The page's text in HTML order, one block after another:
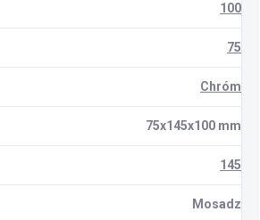
100
75
Chróm
75x145x100 mm
145
Mosadz